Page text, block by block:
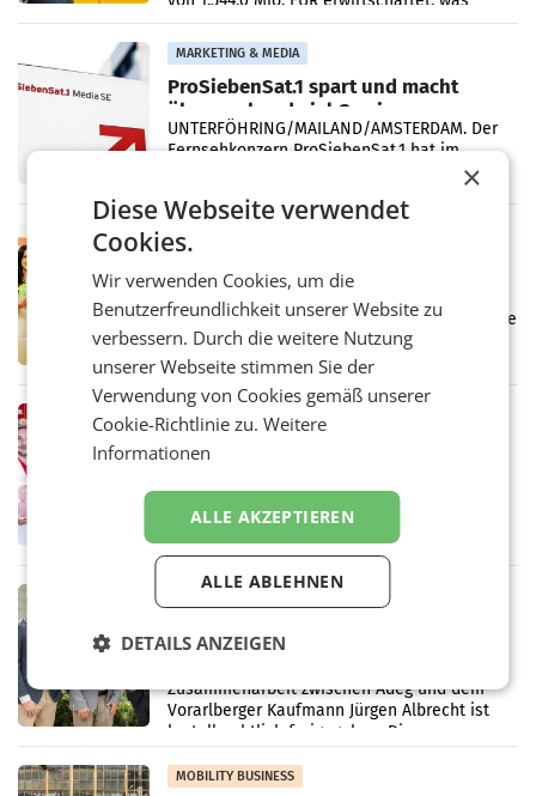
einem Plus von 3,8 Prozent gegenüber dem
Vergleichszeitraum
MARKETING & MEDIA
ProSiebenSat.1 spart und macht
überraschend viel Gewinn
UNTERFÖHRING/MAILAND/AMSTERDAM. Der
Fernsehkonzern ProSiebenSat.1 hat im
Frühjahr dank Kostensenkungen operativ
Markterwartung deutlich übertroffen.
RETAIL
Eine Bühne für Zirkularität: ARA und
Müller informieren am POS über
Kreislauffähigkeit
Über den gesamten August hinweg rücken die
Altstoff Recycling Austria AG (ARA) und der
Handelskonzern Müller die Initiative
„Kreislauf-Helden“ in allen österreichischen
Müller-Filialen
RETAIL
Penny modernisiert zwei Filialen in
WIENER NEUDORF. – Im Rahmen einer
laufenden Modernisierungsoffensive
erneuert Penny zwei Filialen in Nieder- und
Oberösterreich. Die beiden Standorte liegen
in Haag sowie im rund
Albrecht setzt ab 1.1.2027 auf Adeg
Zusammenarbeit zwischen Adeg und dem
Vorarlberger Kaufmann Jürgen Albrecht ist
kartellrechtlich freigegeben: Die
Bundeswettbewerbsbehörde und der
Bundeskartellanwalt
MOBILITY BUSINESS
×
Diese Webseite verwendet
Cookies.
Wir verwenden Cookies, um die
Benutzerfreundlichkeit unserer Website zu
verbessern. Durch die weitere Nutzung
unserer Webseite stimmen Sie der
Verwendung von Cookies gemäß unserer
Cookie-Richtlinie zu.Weitere
Informationen
ALLE AKZEPTIEREN
ALLE ABLEHNEN
DETAILS ANZEIGEN